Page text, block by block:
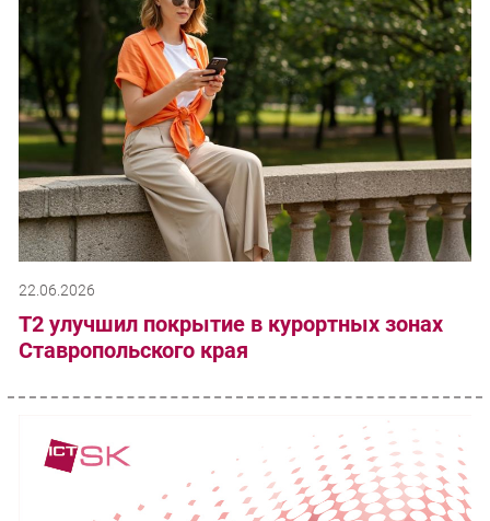
22.06.2026
T2 улучшил покрытие в курортных зонах
Ставропольского края